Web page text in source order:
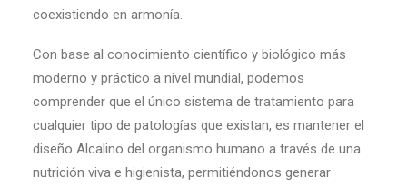
coexistiendo en armonía.
Con base al conocimiento científico y biológico más
moderno y práctico a nivel mundial, podemos
comprender que el único sistema de tratamiento para
cualquier tipo de patologías que existan, es mantener el
diseño Alcalino del organismo humano a través de una
nutrición viva e higienista, permitiéndonos generar